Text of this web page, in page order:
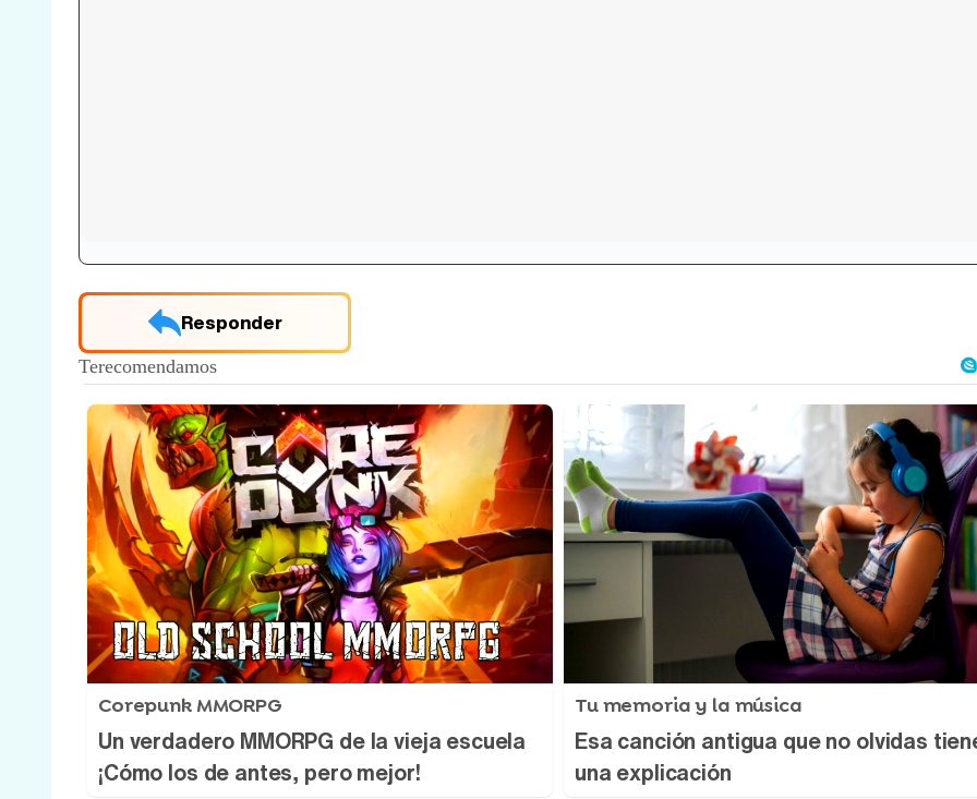
Responder
Corepunk MMORPG
Un verdadero MMORPG de la vieja escuela
¡Cómo los de antes, pero mejor!
Tu memoria y la música
Esa canción antigua que no olvidas
una explicación